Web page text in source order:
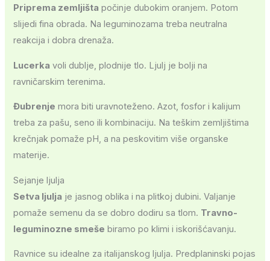
Priprema zemljišta počinje dubokim oranjem. Potom
slijedi fina obrada. Na leguminozama treba neutralna
reakcija i dobra drenaža.
Lucerka voli dublje, plodnije tlo. Ljulj je bolji na
ravničarskim terenima.
Đubrenje mora biti uravnoteženo. Azot, fosfor i kalijum
treba za pašu, seno ili kombinaciju. Na teškim zemljištima
krečnjak pomaže pH, a na peskovitim više organske
materije.
Sejanje ljulja
Setva ljulja je jasnog oblika i na plitkoj dubini. Valjanje
pomaže semenu da se dobro dodiru sa tlom. Travno-
leguminozne smeše biramo po klimi i iskorišćavanju.
Ravnice su idealne za italijanskog ljulja. Predplaninski pojas